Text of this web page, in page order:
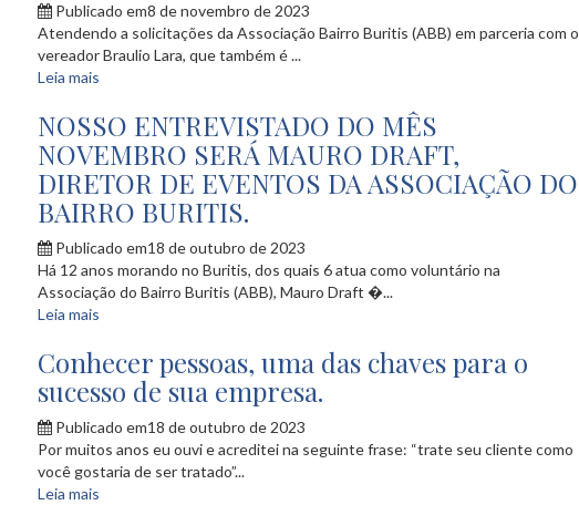
Publicado em8 de novembro de 2023
Atendendo a solicitações da Associação Bairro Buritis (ABB) em parceria com o
vereador Braulio Lara, que também é ...
Leia mais
NOSSO ENTREVISTADO DO MÊS
NOVEMBRO SERÁ MAURO DRAFT,
DIRETOR DE EVENTOS DA ASSOCIAÇÃO DO
BAIRRO BURITIS.
Publicado em18 de outubro de 2023
Há 12 anos morando no Buritis, dos quais 6 atua como voluntário na
Associação do Bairro Buritis (ABB), Mauro Draft �...
Leia mais
Conhecer pessoas, uma das chaves para o
sucesso de sua empresa.
Publicado em18 de outubro de 2023
Por muitos anos eu ouvi e acreditei na seguinte frase: “trate seu cliente como
você gostaria de ser tratado”...
Leia mais